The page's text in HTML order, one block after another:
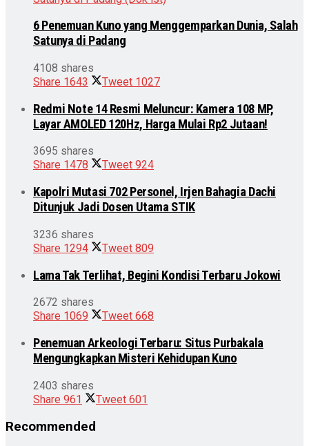
6 Penemuan Kuno yang Menggemparkan Dunia, Salah
Satunya di Padang
4108 shares
Share 1643 Tweet 1027
Redmi Note 14 Resmi Meluncur: Kamera 108 MP,
Layar AMOLED 120Hz, Harga Mulai Rp2 Jutaan!
3695 shares
Share 1478 Tweet 924
Kapolri Mutasi 702 Personel, Irjen Bahagia Dachi
Ditunjuk Jadi Dosen Utama STIK
3236 shares
Share 1294 Tweet 809
Lama Tak Terlihat, Begini Kondisi Terbaru Jokowi
2672 shares
Share 1069 Tweet 668
Penemuan Arkeologi Terbaru: Situs Purbakala
Mengungkapkan Misteri Kehidupan Kuno
2403 shares
Share 961 Tweet 601
Recommended